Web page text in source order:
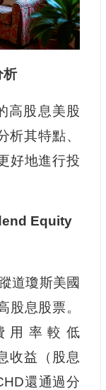
析
高股息美股
析其特點、
好地進行投
Equity
道瓊斯美國
股息股票。
用率較低
收益（股息
還通過分